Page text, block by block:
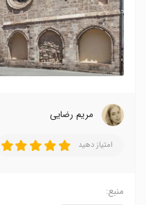
مریم رضایی
امتیاز دهید
منبع: